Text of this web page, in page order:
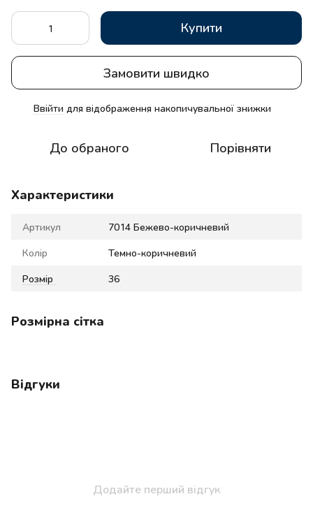
Купити
Замовити швидко
Ввійти для відображення накопичувальної знижки
До обраного Порівняти
Характеристики
Артикул 7014 Бежево-коричневий
Колір Темно-коричневий
Розмір 36
Розмірна сітка
Відгуки
Додайте перший відгук